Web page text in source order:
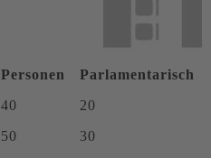
Personen
Parlamentarisch
40
20
50
30